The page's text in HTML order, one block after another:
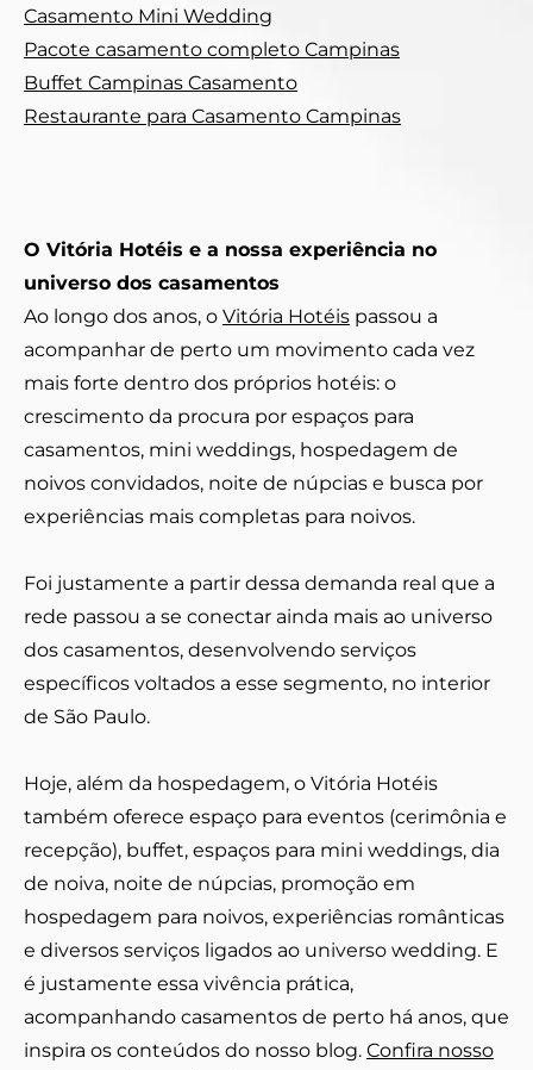
Casamento Mini Wedding
Pacote casamento completo Campinas
Buffet Campinas Casamento
Restaurante para Casamento Campinas
O Vitória Hotéis e a nossa experiência no
universo dos casamentos
Ao longo dos anos, o Vitória Hotéis passou a
acompanhar de perto um movimento cada vez
mais forte dentro dos próprios hotéis: o
crescimento da procura por espaços para
casamentos, mini weddings, hospedagem de
noivos convidados, noite de núpcias e busca por
experiências mais completas para noivos.
Foi justamente a partir dessa demanda real que a
rede passou a se conectar ainda mais ao universo
dos casamentos, desenvolvendo serviços
específicos voltados a esse segmento, no interior
de São Paulo.
Hoje, além da hospedagem, o Vitória Hotéis
também oferece espaço para eventos (cerimônia e
recepção), buffet, espaços para mini weddings, dia
de noiva, noite de núpcias, promoção em
hospedagem para noivos, experiências românticas
e diversos serviços ligados ao universo wedding. E
é justamente essa vivência prática,
acompanhando casamentos de perto há anos, que
inspira os conteúdos do nosso blog. Confira nosso